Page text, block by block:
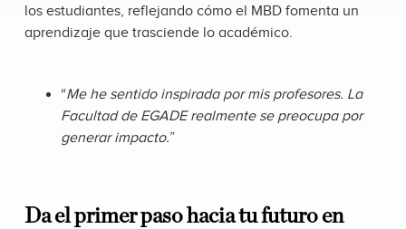
los estudiantes, reflejando cómo el MBD fomenta un
aprendizaje que trasciende lo académico.
“Me he sentido inspirada por mis profesores. La
Facultad de EGADE realmente se preocupa por
generar impacto.”
Da el primer paso hacia tu futuro en